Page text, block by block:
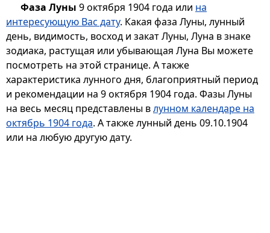
Фаза Луны 9 октября 1904 года или на
интересующую Вас дату. Какая фаза Луны, лунный
день, видимость, восход и закат Луны, Луна в знаке
зодиака, растущая или убывающая Луна Вы можете
посмотреть на этой странице. А также
характеристика лунного дня, благоприятный период
и рекомендации на 9 октября 1904 года. Фазы Луны
на весь месяц представлены влунном календаре на
октябрь 1904 года. А также лунный день 09.10.1904
или на любую другую дату.